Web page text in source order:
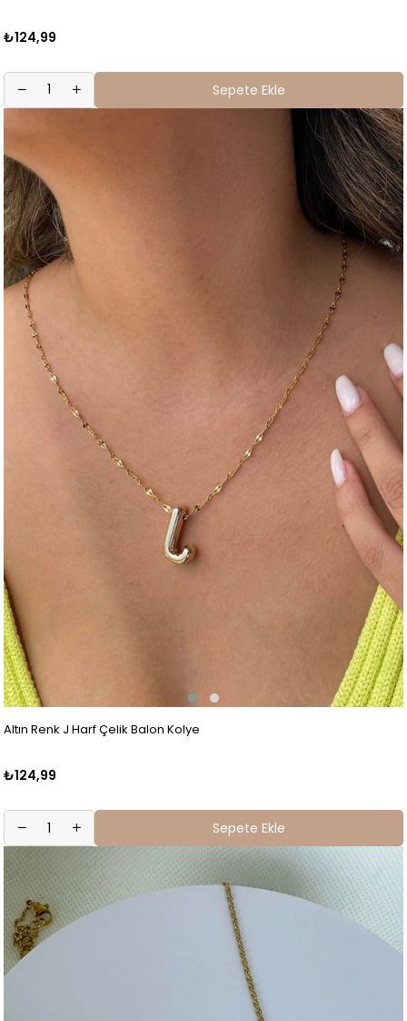
₺124,99
Sepete Ekle
Altın Renk J Harf Çelik Balon Kolye
₺124,99
Sepete Ekle